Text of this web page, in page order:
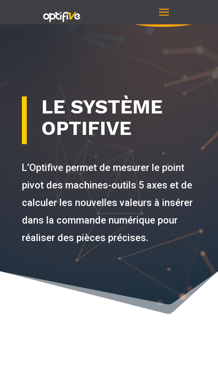
LE SYSTÈME
OPTIFIVE
L’Optifive permet de mesurer le point
pivot des machines-outils 5 axes et de
calculer les nouvelles valeurs à insérer
dans la commande numérique pour
réaliser des pièces précises.